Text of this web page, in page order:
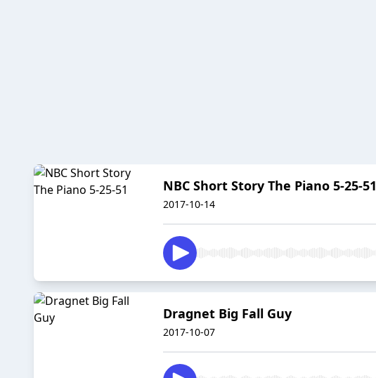
NBC Short Story The Piano 5-25-51
2017-10-14
Dragnet Big Fall Guy
2017-10-07